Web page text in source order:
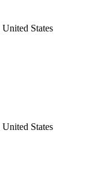
United States
United States